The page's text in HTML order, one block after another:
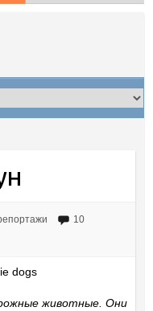
10
dogs
животные. Они